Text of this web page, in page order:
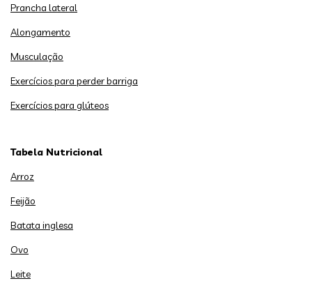
Prancha lateral
Alongamento
Musculação
Exercícios para perder barriga
Exercícios para glúteos
Tabela Nutricional
Arroz
Feijão
Batata inglesa
Ovo
Leite